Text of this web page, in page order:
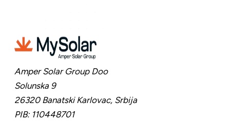
Amper Solar Group Doo
Solunska 9
26320 Banatski Karlovac, Srbija
PIB: 110448701